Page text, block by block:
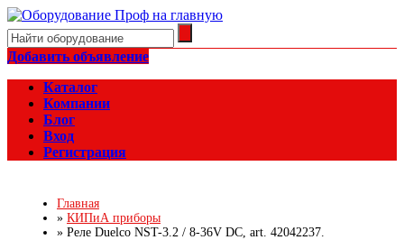
Добавить объявление
Каталог
Компании
Блог
Вход
Регистрация
Главная
» КИПиА приборы
» Реле Duelco NST-3.2 / 8-36V DC, art. 42042237.